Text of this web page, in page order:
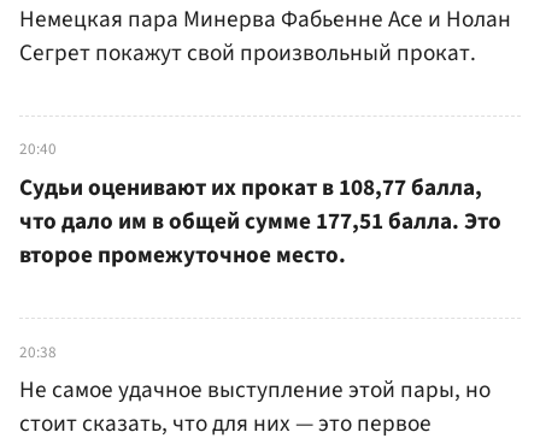
Немецкая пара Минерва Фабьенне Асе и Нолан
Сегрет покажут свой произвольный прокат.
20:40
Судьи оценивают их прокат в 108,77 балла,
что дало им в общей сумме 177,51 балла. Это
второе промежуточное место.
20:38
Не самое удачное выступление этой пары, но
стоит сказать, что для них — это первое